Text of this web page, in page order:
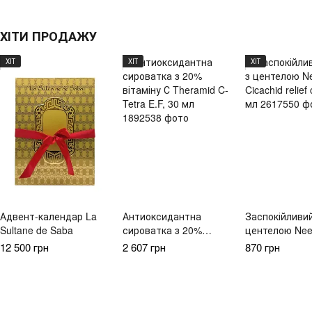
ХІТИ ПРОДАЖУ
ХІТ
Адвент-календар La
Sultane de Saba
12 500 грн
ХІТ
Антиоксидантна
сироватка з 20%
вітаміну С Theramid C-
Tetra E.F, 30 мл
2 607 грн
ХІТ
центелою
Cicachid relief
870 грн